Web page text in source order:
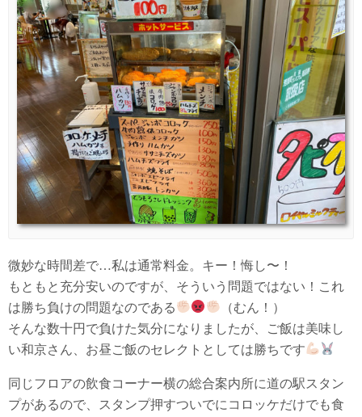
微妙な時間差で…私は通常料金。キー！悔し〜！
もともと充分安いのですが、そういう問題ではない！これ
は勝ち負けの問題なのである
（むん！）
そんな数十円で負けた気分になりましたが、ご飯は美味し
い和京さん、お昼ご飯のセレクトとしては勝ちです
同じフロアの飲食コーナー横の総合案内所に道の駅スタン
プがあるので、スタンプ押すついでにコロッケだけでも食